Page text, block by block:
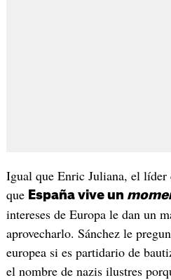
Igual que Enric Juliana, el líder
que España vive un
intereses de Europa le dan un
aprovecharlo. Sánchez le
europea si es partidario de
el nombre de nazis ilustres